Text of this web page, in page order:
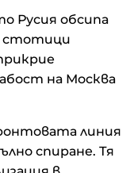
Русия обсипа
стотици
на Москва
линия
спиране. Тя